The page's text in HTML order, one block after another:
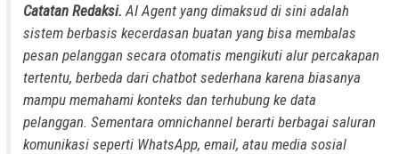
Catatan Redaksi. AI Agent yang dimaksud di sini adalah
sistem berbasis kecerdasan buatan yang bisa membalas
pesan pelanggan secara otomatis mengikuti alur percakapan
tertentu, berbeda dari chatbot sederhana karena biasanya
mampu memahami konteks dan terhubung ke data
pelanggan. Sementara omnichannel berarti berbagai saluran
komunikasi seperti WhatsApp, email, atau media sosial